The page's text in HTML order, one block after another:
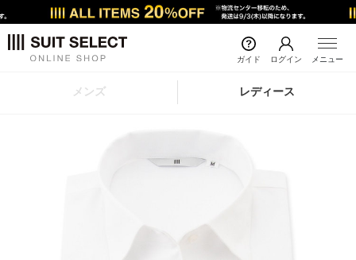
ガイド ログイン メニュー
メンズ レディース